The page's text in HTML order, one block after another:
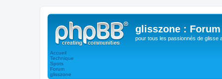
glisszone :
pour tous les passionnés de glisse
Accueil
Technique
Spots
Forum
glisszone